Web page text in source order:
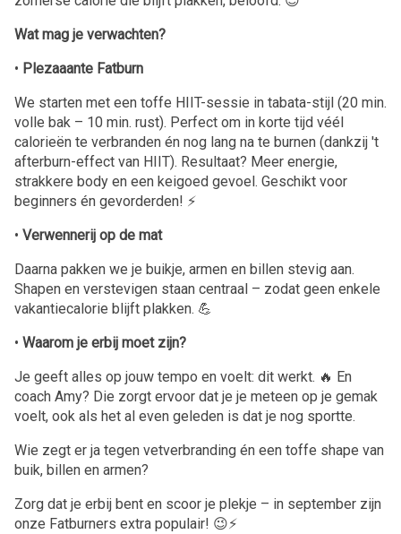
Wat mag je verwachten?
• Plezaaante Fatburn
We starten met een toffe HIIT-sessie in tabata-stijl (20 min.
volle bak – 10 min. rust). Perfect om in korte tijd véél
calorieën te verbranden én nog lang na te burnen (dankzij 't
afterburn-effect van HIIT). Resultaat? Meer energie,
strakkere body en een keigoed gevoel. Geschikt voor
beginners én gevorderden! ⚡️
• Verwennerij op de mat
Daarna pakken we je buikje, armen en billen stevig aan.
Shapen en verstevigen staan centraal – zodat geen enkele
vakantiecalorie blijft plakken. 💪
• Waarom je erbij moet zijn?
Je geeft alles op jouw tempo en voelt: dit werkt. 🔥 En
coach Amy? Die zorgt ervoor dat je je meteen op je gemak
voelt, ook als het al even geleden is dat je nog sportte.
Wie zegt er ja tegen vetverbranding én een toffe shape van
buik, billen en armen?
Zorg dat je erbij bent en scoor je plekje – in september zijn
onze Fatburners extra populair! 😉⚡️